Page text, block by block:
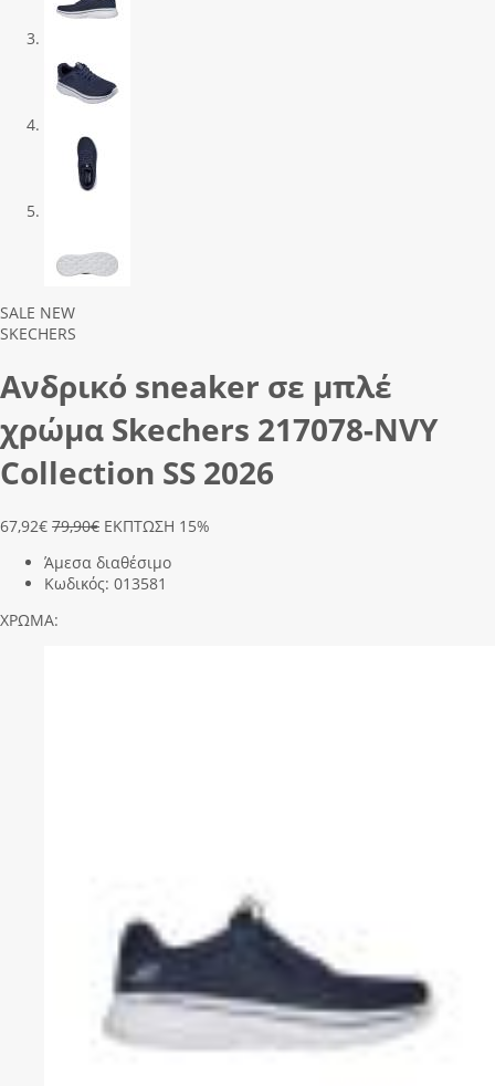
Previous
Next
SALE NEW
SKECHERS
Ανδρικό sneaker σε μπλέ
χρώμα Skechers 217078-ΝVΥ
Collection SS 2026
67,92€ 79,90€ ΕΚΠΤΩΣΗ 15%
Άμεσα διαθέσιμο
Κωδικός: 013581
ΧΡΩΜΑ: